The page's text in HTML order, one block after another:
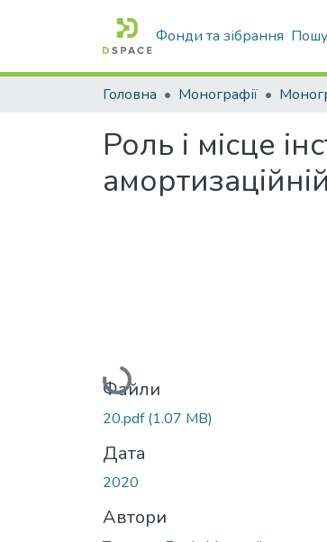
Фонди та зібрання
Головна Монографії
Роль і місце
Вантажиться...
Файли
20.pdf(1.07 MB)
Дата
2020
Автори